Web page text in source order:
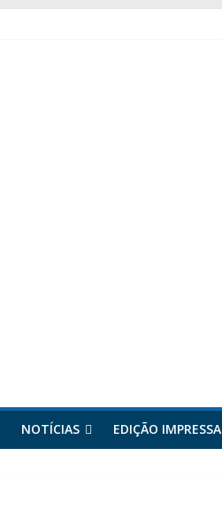
NOTÍCIAS EDIÇÃO IMPRESSA